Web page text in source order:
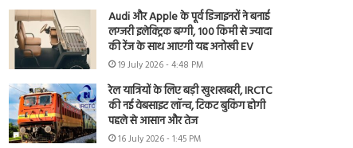
Audi और Apple के पूर्व डिजाइनरों ने बनाई
लग्जरी इलेक्ट्रिक बग्गी, 100 किमी से ज्यादा
की रेंज के साथ आएगी यह अनोखी EV
19 July 2026 - 4:48 PM
रेल यात्रियों के लिए बड़ी खुशखबरी, IRCTC
की नई वेबसाइट लॉन्च, टिकट बुकिंग होगी
पहले से आसान और तेज
16 July 2026 - 1:45 PM